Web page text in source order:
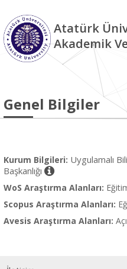
Atatürk
Akademik
Genel Bilgiler
Kurum Bilgileri: Uygulamalı
Başkanlığı
WoS Araştırma Alanları:
Scopus Araştırma Alanları:
Avesis Araştırma Alanları: